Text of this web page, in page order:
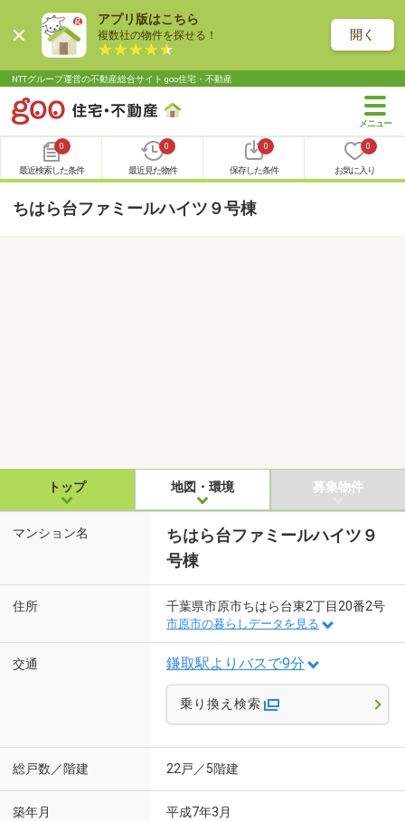
アプリ版はこちら
複数社の物件を探せる！ 開く
NTTグループ運営の不動産総合サイト goo住宅・不動産
0
最近検索した条件
0
最近見た物件
0
保存した条件
0
お気に入り
ちはら台ファミールハイツ９号棟
トップ 地図・環境 募集物件
マンション名
ちはら台ファミールハイツ９
号棟
住所 千葉県市原市ちはら台東2丁目20番2号
市原市の暮らしデータを見る
交通 鎌取駅よりバスで9分
乗り換え検索
総戸数／階建 22戸／5階建
築年月 平成7年3月